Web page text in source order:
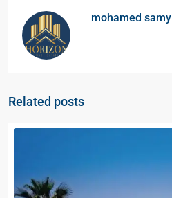
mohamed samy
Related posts